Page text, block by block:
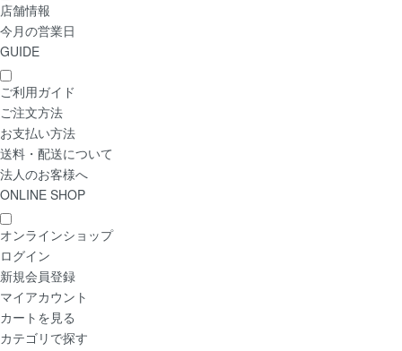
店舗情報
今月の営業日
GUIDE
ご利用ガイド
ご注文方法
お支払い方法
送料・配送について
法人のお客様へ
ONLINE SHOP
オンラインショップ
ログイン
新規会員登録
マイアカウント
カートを見る
カテゴリで探す